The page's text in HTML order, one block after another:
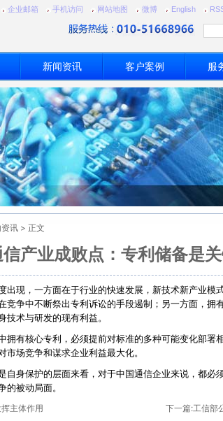
企业邮箱 手机访问 网站地图 微博 English
新闻资讯 客户案例 服
讯 > 正文
信产业成败点：专利储备是
出现，一方面在于行业的快速发展，新技术新产业模
竞争中不断祭出专利诉讼的手段遏制；另一方面，拥
术与研发的现有利益。
拥有核心专利，必须提前对标准的多种可能变化部署
场竞争和谋求企业利益最大化。
自身保护的层面来看，对于中国通信企业来说，都必
的被动局面。
主体作用 下一篇:工信部